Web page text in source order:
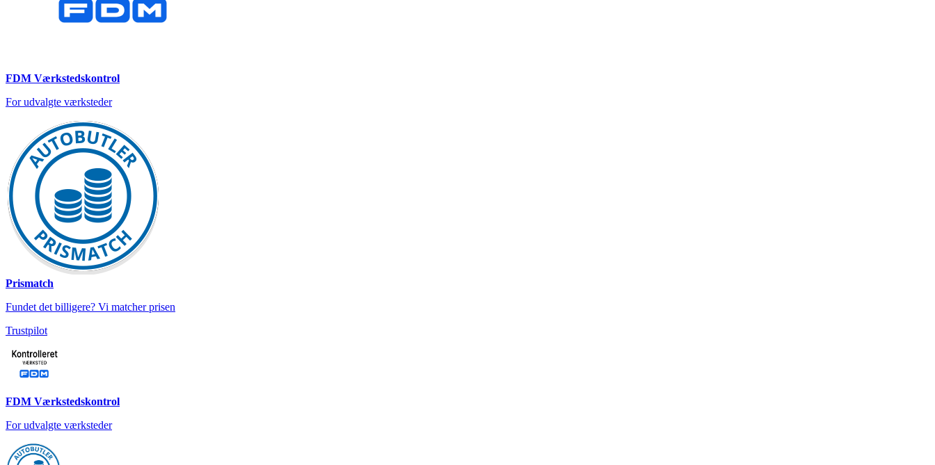
FDM Værkstedskontrol
For udvalgte værksteder
Prismatch
Fundet det billigere? Vi matcher prisen
Trustpilot
FDM Værkstedskontrol
For udvalgte værksteder